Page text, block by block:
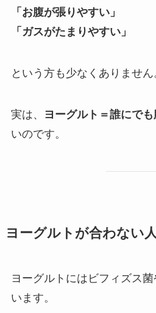
「お腹が張りやすい」
「ガスがたまりやすい」
という方も少なくありません
実は、 ヨーグルト＝誰にで
いのです。
ヨーグルトが合わない
ヨーグルトにはビフィズス
います。